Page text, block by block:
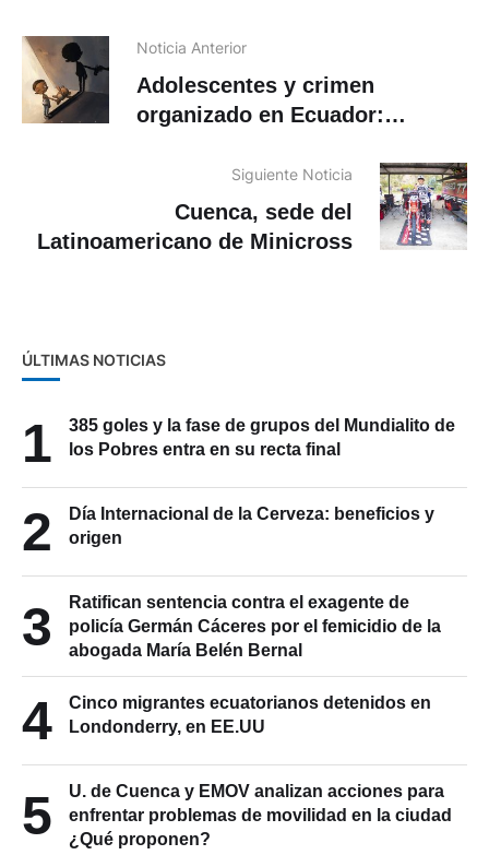
Noticia Anterior
Adolescentes y crimen
organizado en Ecuador:
fracturas sociales
Siguiente Noticia
Cuenca, sede del
Latinoamericano de Minicross
ÚLTIMAS NOTICIAS
1
385 goles y la fase de grupos del Mundialito de
los Pobres entra en su recta final
2
Día Internacional de la Cerveza: beneficios y
origen
3
Ratifican sentencia contra el exagente de
policía Germán Cáceres por el femicidio de la
abogada María Belén Bernal
4
Cinco migrantes ecuatorianos detenidos en
Londonderry, en EE.UU
5
U. de Cuenca y EMOV analizan acciones para
enfrentar problemas de movilidad en la ciudad
¿Qué proponen?